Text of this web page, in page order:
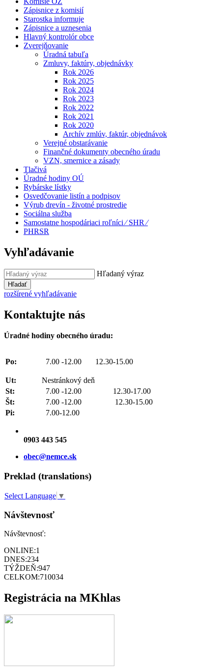
Zápisnice z komisií
Starostka informuje
Zápisnice a uznesenia
Hlavný kontrolór obce
Zverejňovanie
Úradná tabuľa
Zmluvy, faktúry, objednávky
Rok 2026
Rok 2025
Rok 2024
Rok 2023
Rok 2022
Rok 2021
Rok 2020
Archív zmlúv, faktúr, objednávok
Verejné obstarávanie
Finančné dokumenty obecného úradu
VZN, smernice a zásady
Tlačivá
Úradné hodiny OÚ
Rybárske lístky
Osvedčovanie listín a podpisov
Výrub drevín - životné prostredie
Sociálna služba
Samostatne hospodáriaci roľníci ⁄ SHR ⁄
PHRSR
Vyhľadávanie
Hľadaný výraz
Hľadať
rozšírené vyhľadávanie
Kontaktujte nás
Úradné hodiny obecného úradu:
Po: 7.00 -12.00 12.30-15.00
Ut:
Nestránkový deň
St:
7.00 -12.00 12.30-17.00
Št:
7.00 -12.00 12.30-15.00
Pi:
7.00-12.00
0903 443 545
obec@nemce.sk
Preklad (translations)
Select Language ▼
Návštevnosť
Návštevnosť:
ONLINE:1
DNES:234
TÝŽDEŇ:947
CELKOM:710034
Registrácia na MKhlas